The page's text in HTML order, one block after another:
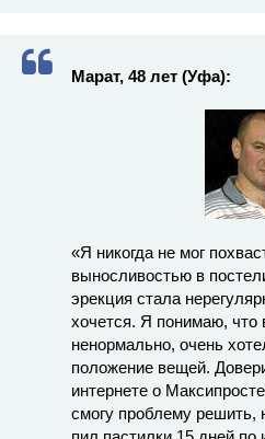
Марат, 48 лет (Уфа):
«Я никогда не мог
выносливостью в
эрекция стала
хочется. Я понимаю, что
ненормально, очень
положение вещей.
интернете о
смогу проблему решить,